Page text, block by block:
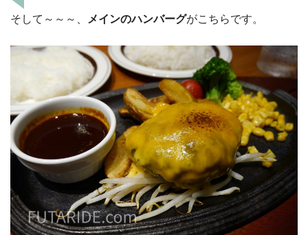
そして～～～、 メインのハンバーグがこちらです。